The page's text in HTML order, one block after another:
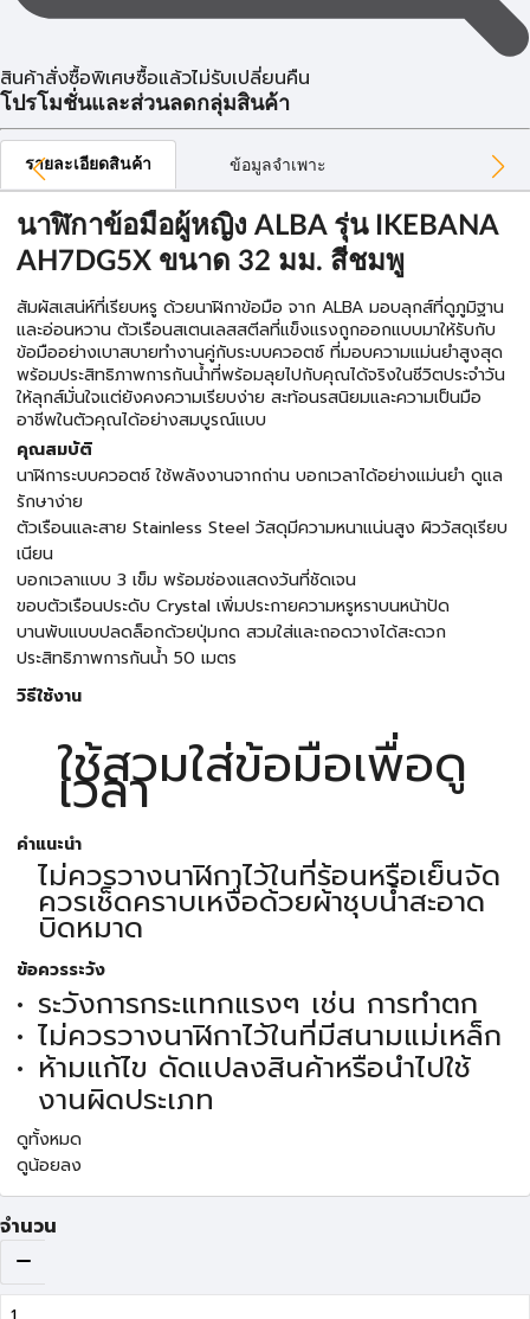
สินค้าสั่งซื้อพิเศษซื้อแล้วไม่รับเปลี่ยนคืน
โปรโมชั่นและส่วนลดกลุ่มสินค้า
รายละเอียดสินค้า ข้อมูลจำเพาะ
นาฬิกาข้อมือผู้หญิง ALBA รุ่น IKEBANA
AH7DG5X ขนาด 32 มม. สีชมพู
สัมผัสเสน่ห์ที่เรียบหรู ด้วยนาฬิกาข้อมือ จาก ALBA มอบลุกส์ที่ดูภูมิฐาน
และอ่อนหวาน ตัวเรือนสเตนเลสสตีลที่แข็งแรงถูกออกแบบมาให้รับกับ
ข้อมืออย่างเบาสบายทำงานคู่กับระบบควอตซ์ ที่มอบความแม่นยำสูงสุด
พร้อมประสิทธิภาพการกันน้ำที่พร้อมลุยไปกับคุณได้จริงในชีวิตประจำวัน
ให้ลุกส์มั่นใจแต่ยังคงความเรียบง่าย สะท้อนรสนิยมและความเป็นมือ
อาชีพในตัวคุณได้อย่างสมบูรณ์แบบ
คุณสมบัติ
นาฬิการะบบควอตซ์ ใช้พลังงานจากถ่าน บอกเวลาได้อย่างแม่นยำ ดูแล
รักษาง่าย
ตัวเรือนและสาย Stainless Steel วัสดุมีความหนาแน่นสูง ผิววัสดุเรียบ
เนียน
บอกเวลาแบบ 3 เข็ม พร้อมช่องแสดงวันที่ชัดเจน
ขอบตัวเรือนประดับ Crystal เพิ่มประกายความหรูหราบนหน้าปัด
บานพับแบบปลดล็อกด้วยปุ่มกด สวมใส่และถอดวางได้สะดวก
ประสิทธิภาพการกันน้ำ 50 เมตร
วิธีใช้งาน
ใช้สวมใส่ข้อมือเพื่อดู
เวลา
คำแนะนำ
ไม่ควรวางนาฬิกาไว้ในที่ร้อนหรือเย็นจัด
ควรเช็ดคราบเหงื่อด้วยผ้าชุบน้ำสะอาด
บิดหมาด
ข้อควรระวัง
ระวังการกระแทกแรงๆ เช่น การทำตก
ไม่ควรวางนาฬิกาไว้ในที่มีสนามแม่เหล็ก
ห้ามแก้ไข ดัดแปลงสินค้าหรือนำไปใช้
งานผิดประเภท
ดูทั้งหมด
ดูน้อยลง
จำนวน